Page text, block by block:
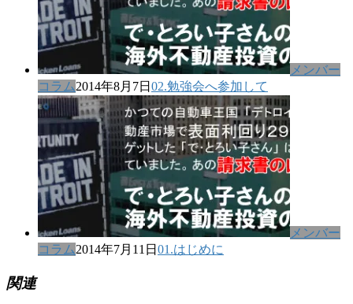
メンバー
コラム2014年8月7日 02.勉強会へ参加して
メンバー
コラム2014年7月11日 01.はじめに
関連